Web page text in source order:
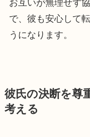
お互いが無理せず
で、彼も安心して
うになります。
彼氏の決断を尊
考える